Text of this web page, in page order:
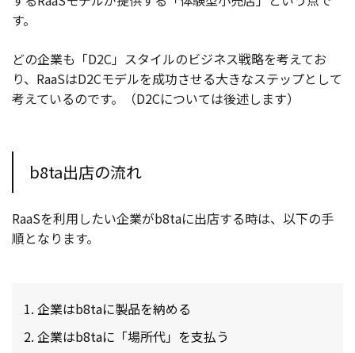
す。
どの企業も「D2C」スタイルのビジネス戦略を考えてお
り、RaaSはD2Cモデルを成功させる大きなステップとして
考えているのです。（D2Cについては後述します）
b8ta出店の流れ
RaaSを利用したい企業がb8taに出店する時は、以下の手
順となります。
企業はb8taに製品を納める
企業はb8taに「場所代」を支払う